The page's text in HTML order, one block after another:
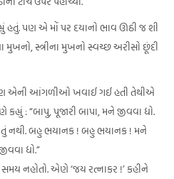
હતું. પણ એ મોં પર દયાનો ભાવ ઊઠી જ શી
મુખનો, સ્ત્રીના મુખનો સ્વચ્છ અરીસો છૂંદી
પણ એની આંગળીઓ ખવાઈ ગઈ હતી તેથીએ
: “બાપુ, પૂજારી બાપા, મને જીવવા દ્યો.
નથી. બહુ ભયાનક ! બહુ ભયાનક ! મને
દ્યો.”
નહોતો. એણે ‘જય રત્નાકર !’ કહીને